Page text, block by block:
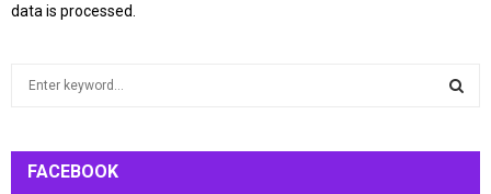
data is processed.
FACEBOOK